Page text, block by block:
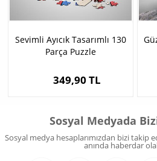
Sevimli Ayıcık Tasarımlı 130
Parça Puzzle
349,90 TL
Sosyal Medyada
Sosyal medya hesaplarımızdan bizi takip
anında haberdar